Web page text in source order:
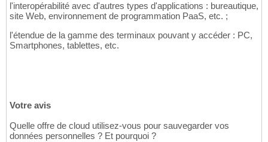
l'interopérabilité avec d'autres types d'applications : bureautique,
site Web, environnement de programmation PaaS, etc. ;
l'étendue de la gamme des terminaux pouvant y accéder : PC,
Smartphones, tablettes, etc.
Votre avis
Quelle offre de cloud utilisez-vous pour sauvegarder vos
données personnelles ? Et pourquoi ?